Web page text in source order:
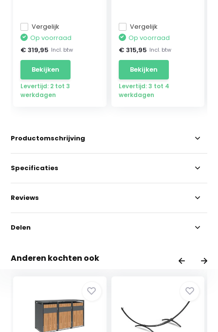
Vergelijk
Op voorraad
€ 319,95 Incl. btw
Bekijken
Levertijd: 2 tot 3
werkdagen
Vergelijk
Op voorraad
€ 315,95 Incl. btw
Bekijken
Levertijd: 3 tot 4
werkdagen
Productomschrijving
Specificaties
Reviews
Delen
Anderen kochten ook